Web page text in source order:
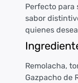
Perfecto para
sabor
quienes
Remolacha,
Gazpacho de